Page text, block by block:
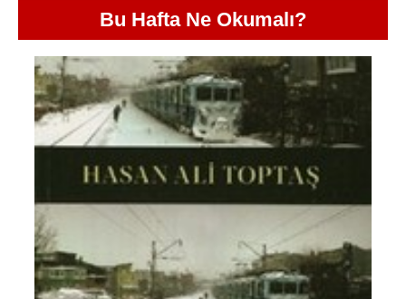
Bu Hafta Ne Okumalı?